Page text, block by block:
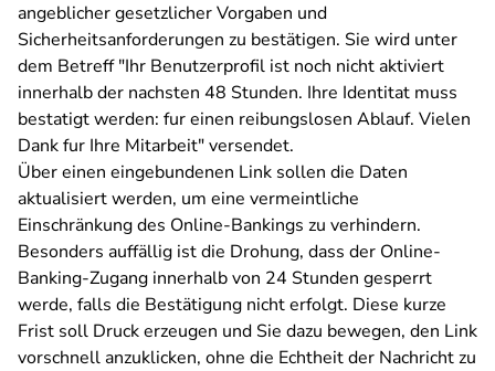
angeblicher gesetzlicher Vorgaben und
Sicherheitsanforderungen zu bestätigen. Sie wird unter
dem Betreff "Ihr Benutzerprofil ist noch nicht aktiviert
innerhalb der nachsten 48 Stunden. Ihre Identitat muss
bestatigt werden: fur einen reibungslosen Ablauf. Vielen
Dank fur Ihre Mitarbeit" versendet.
Über einen eingebundenen Link sollen die Daten
aktualisiert werden, um eine vermeintliche
Einschränkung des Online-Bankings zu verhindern.
Besonders auffällig ist die Drohung, dass der Online-
Banking-Zugang innerhalb von 24 Stunden gesperrt
werde, falls die Bestätigung nicht erfolgt. Diese kurze
Frist soll Druck erzeugen und Sie dazu bewegen, den Link
vorschnell anzuklicken, ohne die Echtheit der Nachricht zu